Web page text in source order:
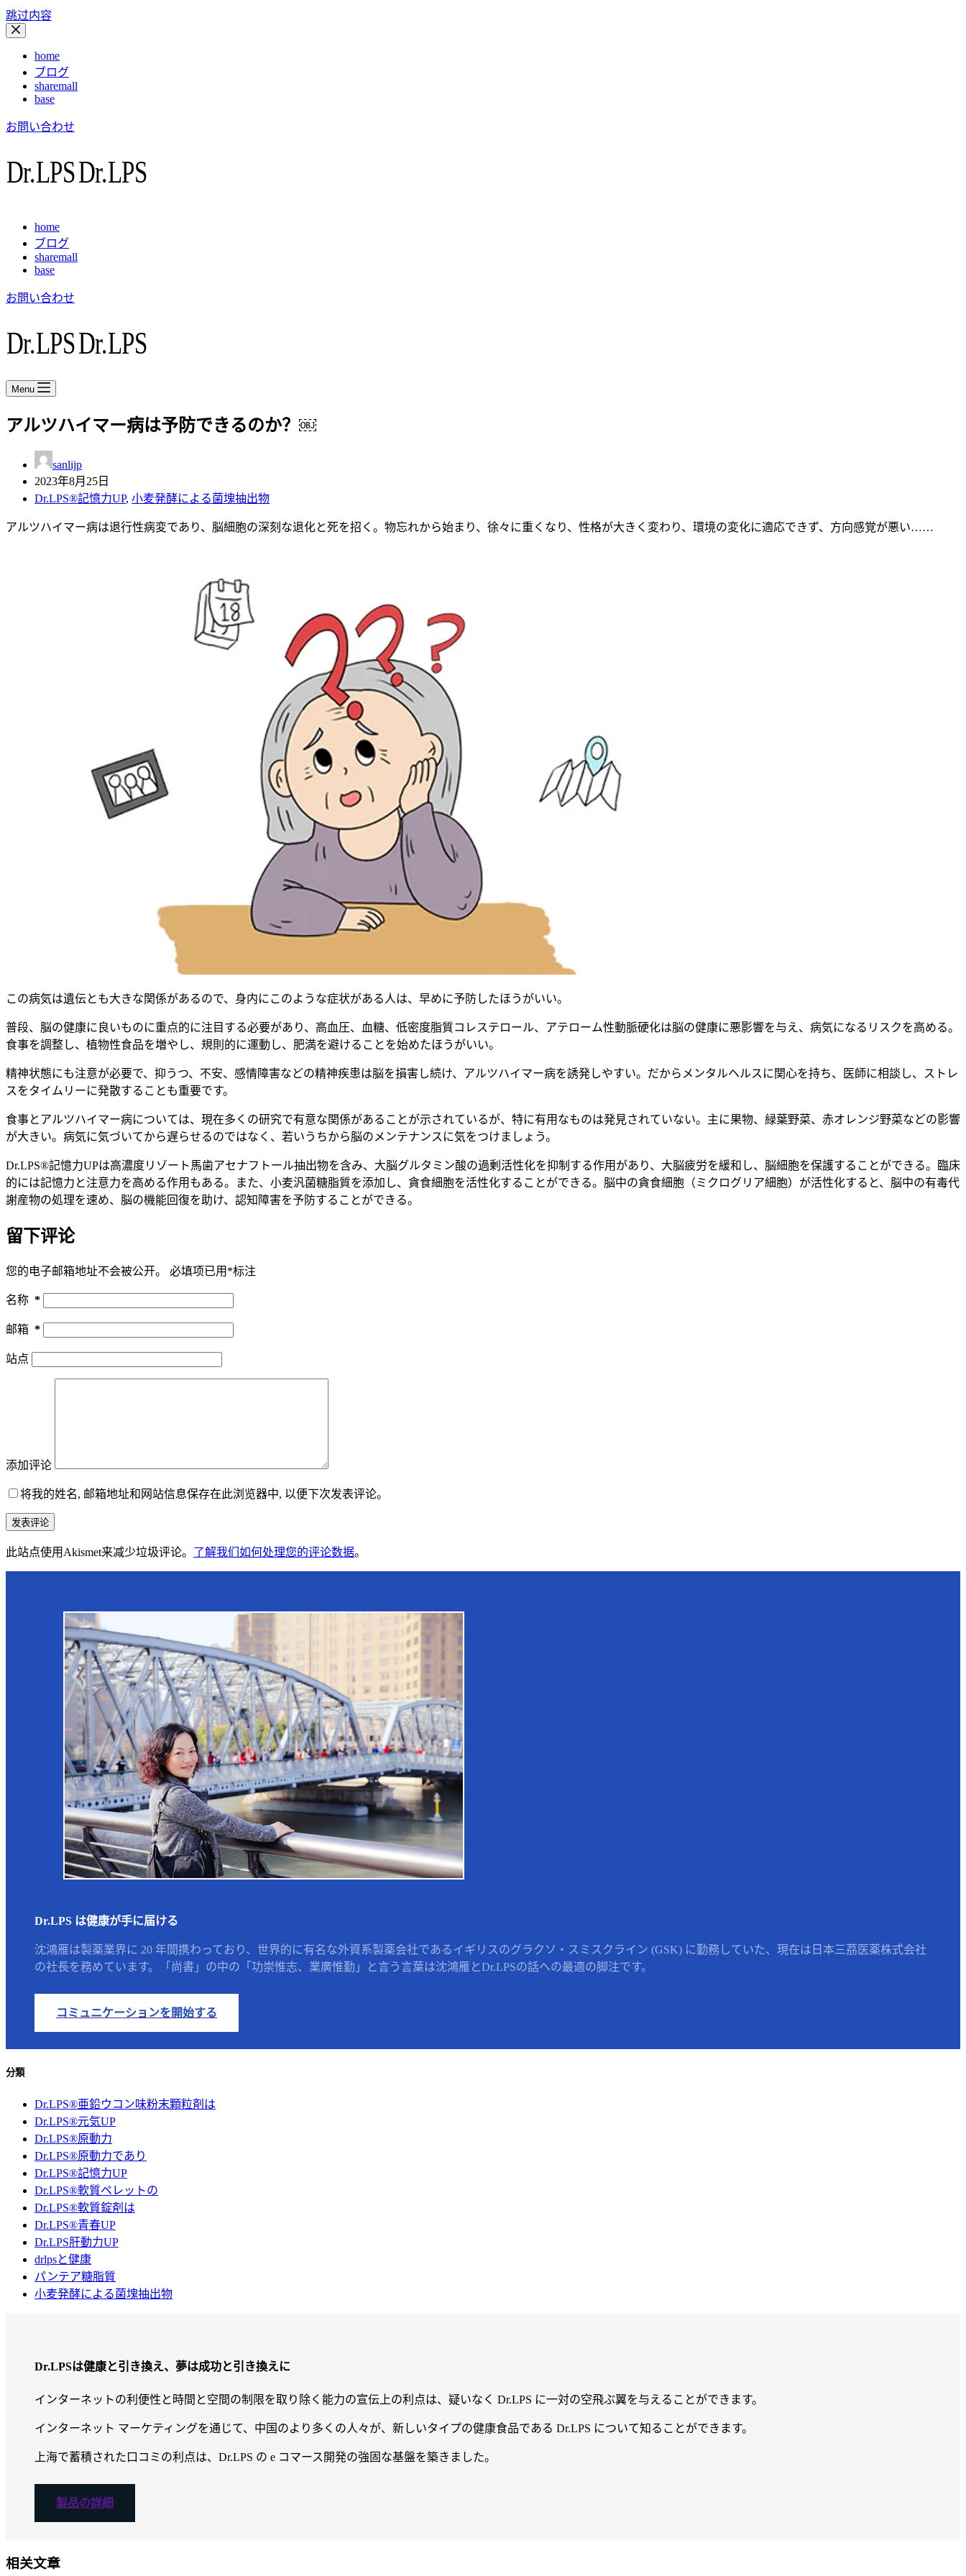
跳过内容
home
ブログ
sharemall
base
お問い合わせ
home
ブログ
sharemall
base
お問い合わせ
Menu
アルツハイマー病は予防できるのか？￼
sanlijp
2023年8月25日
Dr.LPS®記憶力UP, 小麦発酵による菌塊抽出物
アルツハイマー病は退行性病変であり、脳細胞の深刻な退化と死を招く。物忘れから始まり、徐々に重くなり、性格が大きく変わり、環境の変化に適応できず、方向感覚が悪い……
この病気は遺伝とも大きな関係があるので、身内にこのような症状がある人は、早めに予防したほうがいい。
普段、脳の健康に良いものに重点的に注目する必要があり、高血圧、血糖、低密度脂質コレステロール、アテローム性動脈硬化は脳の健康に悪影響を与え、病気になるリスクを高める。
食事を調整し、植物性食品を増やし、規則的に運動し、肥満を避けることを始めたほうがいい。
精神状態にも注意が必要で、抑うつ、不安、感情障害などの精神疾患は脳を損害し続け、アルツハイマー病を誘発しやすい。だからメンタルヘルスに関心を持ち、医師に相談し、ストレ
スをタイムリーに発散することも重要です。
食事とアルツハイマー病については、現在多くの研究で有意な関係があることが示されているが、特に有用なものは発見されていない。主に果物、緑葉野菜、赤オレンジ野菜などの影響
が大きい。病気に気づいてから遅らせるのではなく、若いうちから脳のメンテナンスに気をつけましょう。
Dr.LPS®記憶力UPは高濃度リゾート馬歯アセナフトール抽出物を含み、大脳グルタミン酸の過剰活性化を抑制する作用があり、大脳疲労を緩和し、脳細胞を保護することができる。臨床
的には記憶力と注意力を高める作用もある。また、小麦汎菌糖脂質を添加し、貪食細胞を活性化することができる。脳中の貪食細胞（ミクログリア細胞）が活性化すると、脳中の有毒代
謝産物の処理を速め、脳の機能回復を助け、認知障害を予防することができる。
留下评论
您的电子邮箱地址不会被公开。 必填项已用 *标注
名称 *
邮箱 *
站点
添加评论
将我的姓名, 邮箱地址和网站信息保存在此浏览器中, 以便下次发表评论。
发表评论
此站点使用Akismet来减少垃圾评论。 了解我们如何处理您的评论数据。
Dr.LPS は健康が手に届ける
沈鴻雁は製薬業界に 20 年間携わっており、世界的に有名な外資系製薬会社であるイギリスのグラクソ・スミスクライン (GSK) に勤務していた、現在は日本三茘医薬株式会社
の社長を務めています。「尚書」の中の「功崇惟志、業廣惟勤」と言う言葉は沈鴻雁とDr.LPSの話への最適の脚注です。
コミュニケーションを開始する
分類
Dr.LPS®亜鉛ウコン味粉末顆粒剤は
Dr.LPS®元気UP
Dr.LPS®原動力
Dr.LPS®原動力であり
Dr.LPS®記憶力UP
Dr.LPS®軟質ペレットの
Dr.LPS®軟質錠剤は
Dr.LPS®青春UP
Dr.LPS肝動力UP
drlpsと健康
パンテア糖脂質
小麦発酵による菌塊抽出物
Dr.LPSは健康と引き換え、夢は成功と引き換えに
インターネットの利便性と時間と空間の制限を取り除く能力の宣伝上の利点は、疑いなく Dr.LPS に一対の空飛ぶ翼を与えることができます。
インターネット マーケティングを通じて、中国のより多くの人々が、新しいタイプの健康食品である Dr.LPS について知ることができます。
上海で蓄積された口コミの利点は、Dr.LPS の e コマース開発の強固な基盤を築きました。
製品の詳細
相关文章